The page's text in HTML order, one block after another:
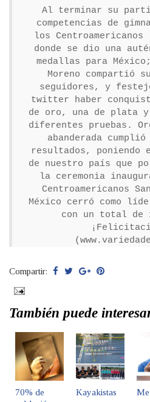
Al terminar su
competencias de
los
donde se dio una
medallas para
Moreno compartió
seguidores, y
twitter haber
de oro, una de plata
diferentes pruebas.
abanderada
resultados, poniendo
de nuestro país que
la ceremonia
Centroamericanos
México cerró como
con un total de
Compartir:
También puede
70% de
Kayakistas